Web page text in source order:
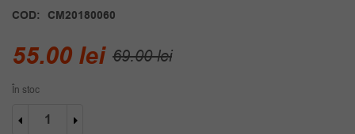
COD: CM20180060
69.00leiPrețul
55.00 lei
Prețul
În stoc
Cantitate
Ceas